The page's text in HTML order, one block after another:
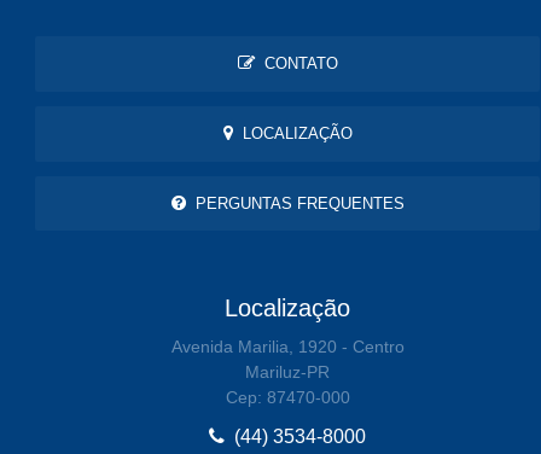
CONTATO
LOCALIZAÇÃO
PERGUNTAS FREQUENTES
Localização
Avenida Marilia, 1920 - Centro
Mariluz-PR
Cep: 87470-000
(44) 3534-8000